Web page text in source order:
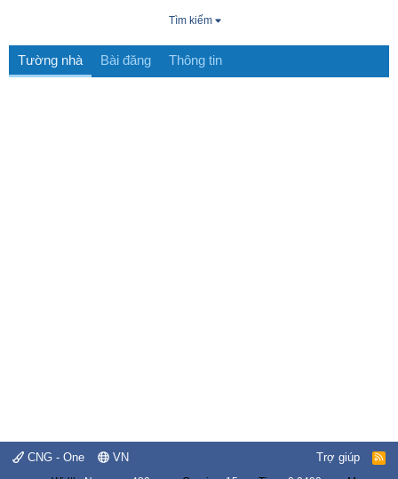
Tìm kiếm
Tường nhà Bài đăng Thông tin
CNG - One VN Trợ giúp
R